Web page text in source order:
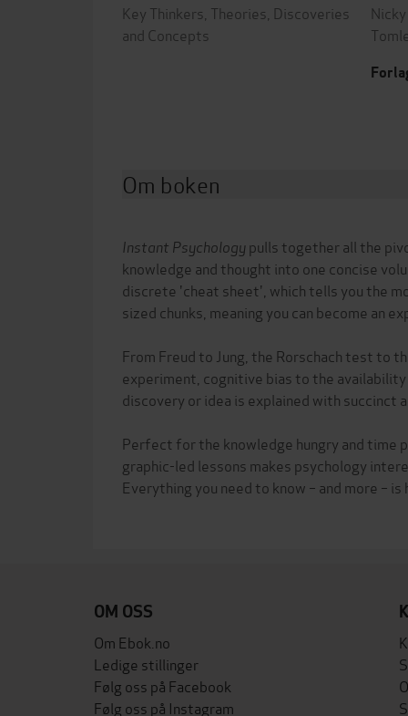
Key Thinkers, Theories, Discoveries
and Concepts
Om boken
Instant Psychologypulls together all the
knowledge and thought into one concise
discrete 'cheat sheet', which tells you the
sized chunks, meaning you can become an
From Freud to Jung, the Rorschach test to
experiment, cognitive bias to the
discovery or idea is explained with succinct
Perfect for the knowledge hungry and time
graphic-led lessons makes psychology
Everything you need to know – and more – is
OM OSS
Om Ebok.no
Ledige stillinger
Følg oss på Facebook
Følg oss på Instagram